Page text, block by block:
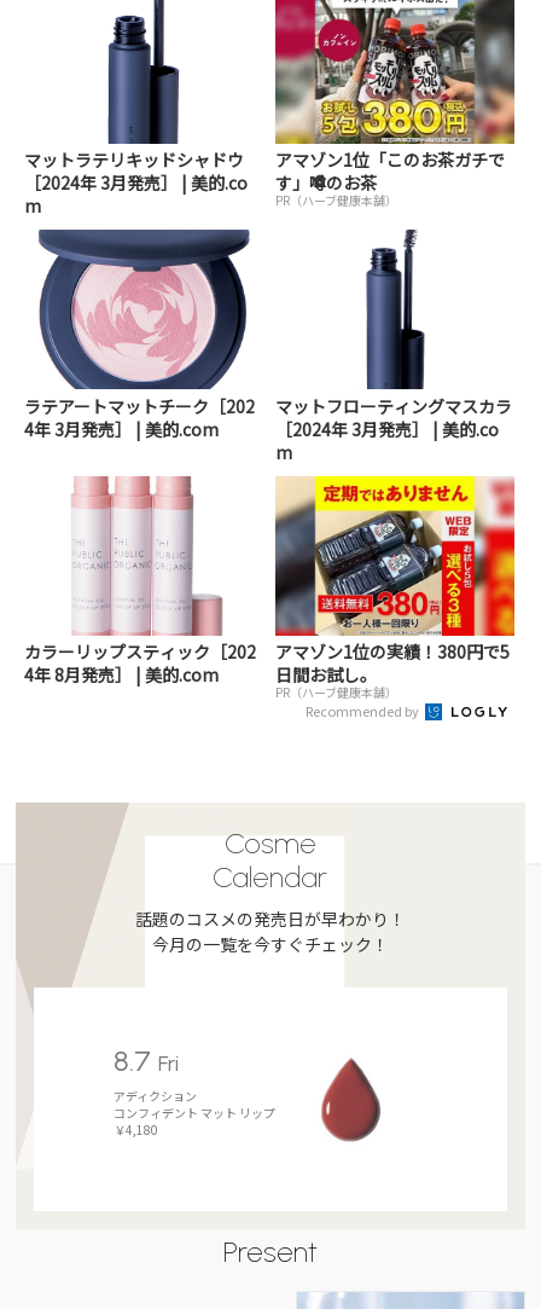
マットラテリキッドシャドウ
［2024年 3月発売］ | 美的.co
m
アマゾン1位「このお茶ガチで
す」噂のお茶
PR（ハーブ健康本舗）
ラテアートマットチーク［202
4年 3月発売］ | 美的.com
マットフローティングマスカラ
［2024年 3月発売］ | 美的.co
m
カラーリップスティック［202
4年 8月発売］ | 美的.com
アマゾン1位の実績！380円で5
日間お試し。
PR（ハーブ健康本舗）
Recommended by
Cosme
Calendar
話題のコスメの発売日が早わかり！
今月の一覧を今すぐチェック！
8.7Fri
アディクション
コンフィデント マット リップ
￥4,180
Present